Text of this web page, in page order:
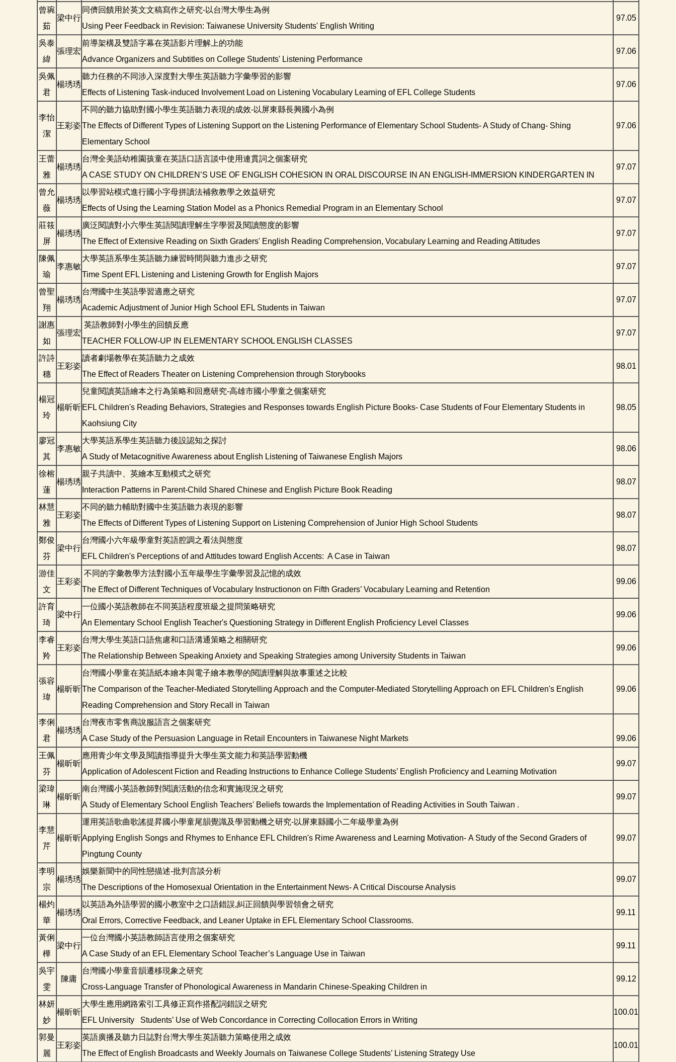
曾琬
茹
梁中行
同儕回饋用於英文文稿寫作之研究-以台灣大學生為例
Using Peer Feedback in Revision: Taiwanese University Students' English Writing
97.05
吳泰
緯
張理宏
前導架構及雙語字幕在英語影片理解上的功能
Advance Organizers and Subtitles on College Students' Listening Performance
97.06
吳佩
君
楊琇琇
聽力任務的不同涉入深度對大學生英語聽力字彙學習的影響
Effects of Listening Task-induced Involvement Load on Listening Vocabulary Learning of EFL College Students
97.06
李怡
潔
王彩姿
不同的聽力協助對國小學生英語聽力表現的成效-以屏東縣長興國小為例
The Effects of Different Types of Listening Support on the Listening Performance of Elementary School Students- A Study of Chang- Shing
Elementary School
97.06
王蕾
雅
楊琇琇
台灣全美語幼稚園孩童在英語口語言談中使用連貫詞之個案研究
A CASE STUDY ON CHILDREN’S USE OF ENGLISH COHESION IN ORAL DISCOURSE IN AN ENGLISH-IMMERSION KINDERGARTEN IN
97.07
曾允
薇
楊琇琇
以學習站模式進行國小字母拼讀法補救教學之效益研究
Effects of Using the Learning Station Model as a Phonics Remedial Program in an Elementary School
97.07
莊筱
屏
楊琇琇
廣泛閱讀對小六學生英語閱讀理解生字學習及閱讀態度的影響
The Effect of Extensive Reading on Sixth Graders' English Reading Comprehension, Vocabulary Learning and Reading Attitudes
97.07
陳佩
瑜
李惠敏
大學英語系學生英語聽力練習時間與聽力進步之研究
Time Spent EFL Listening and Listening Growth for English Majors
97.07
曾聖
翔
楊琇琇
台灣國中生英語學習適應之研究
Academic Adjustment of Junior High School EFL Students in Taiwan
97.07
謝惠
如
張理宏
英語教師對小學生的回饋反應
TEACHER FOLLOW-UP IN ELEMENTARY SCHOOL ENGLISH CLASSES
97.07
許詩
穗
王彩姿
讀者劇場教學在英語聽力之成效
The Effect of Readers Theater on Listening Comprehension through Storybooks
98.01
楊冠
玲
楊昕昕
兒童閱讀英語繪本之行為策略和回應研究-高雄市國小學童之個案研究
EFL Children's Reading Behaviors, Strategies and Responses towards English Picture Books- Case Students of Four Elementary Students in
Kaohsiung City
98.05
廖冠
其
李惠敏
大學英語系學生英語聽力後設認知之探討
A Study of Metacognitive Awareness about English Listening of Taiwanese English Majors
98.06
徐榕
蓮
楊琇琇
親子共讀中、英繪本互動模式之研究
Interaction Patterns in Parent-Child Shared Chinese and English Picture Book Reading
98.07
林慧
雅
王彩姿
不同的聽力輔助對國中生英語聽力表現的影響
The Effects of Different Types of Listening Support on Listening Comprehension of Junior High School Students
98.07
鄭俊
芬
梁中行
台灣國小六年級學童對英語腔調之看法與態度
EFL Children's Perceptions of and Attitudes toward English Accents: A Case in Taiwan
98.07
游佳
文
王彩姿
不同的字彙教學方法對國小五年級學生字彙學習及記憶的成效
The Effect of Different Techniques of Vocabulary Instructionon on Fifth Graders’ Vocabulary Learning and Retention
99.06
許育
琦
梁中行
一位國小英語教師在不同英語程度班級之提問策略研究
An Elementary School English Teacher's Questioning Strategy in Different English Proficiency Level Classes
99.06
李睿
羚
王彩姿
台灣大學生英語口語焦慮和口語溝通策略之相關研究
The Relationship Between Speaking Anxiety and Speaking Strategies among University Students in Taiwan
99.06
張容
瑋
楊昕昕
台灣國小學童在英語紙本繪本與電子繪本教學的閱讀理解與故事重述之比較
The Comparison of the Teacher-Mediated Storytelling Approach and the Computer-Mediated Storytelling Approach on EFL Children's English
Reading Comprehension and Story Recall in Taiwan
99.06
李俐
君
楊琇琇
台灣夜市零售商說服語言之個案研究
A Case Study of the Persuasion Language in Retail Encounters in Taiwanese Night Markets
99.06
王佩
芬
楊昕昕
應用青少年文學及閱讀指導提升大學生英文能力和英語學習動機
Application of Adolescent Fiction and Reading Instructions to Enhance College Students’ English Proficiency and Learning Motivation
99.07
梁瑋
琳
楊昕昕
南台灣國小英語教師對閱讀活動的信念和實施現況之研究
A Study of Elementary School English Teachers' Beliefs towards the Implementation of Reading Activities in South Taiwan .
99.07
李慧
芹
楊昕昕
運用英語歌曲歌謠提昇國小學童尾韻覺識及學習動機之研究-以屏東縣國小二年級學童為例
Applying English Songs and Rhymes to Enhance EFL Children's Rime Awareness and Learning Motivation- A Study of the Second Graders of
Pingtung County
99.07
李明
宗
楊琇琇
娛樂新聞中的同性戀描述-批判言談分析
The Descriptions of the Homosexual Orientation in the Entertainment News- A Critical Discourse Analysis
99.07
楊灼
華
楊琇琇
以英語為外語學習的國小教室中之口語錯誤,糾正回饋與學習領會之研究
Oral Errors, Corrective Feedback, and Leaner Uptake in EFL Elementary School Classrooms.
99.11
黃俐
樺
梁中行
一位台灣國小英語教師語言使用之個案研究
A Case Study of an EFL Elementary School Teacher’s Language Use in Taiwan
99.11
吳宇
雯
陳庸
台灣國小學童音韻遷移現象之研究
Cross-Language Transfer of Phonological Awareness in Mandarin Chinese-Speaking Children in
99.12
林妍
妙
楊昕昕
大學生應用網路索引工具修正寫作搭配詞錯誤之研究
EFL University Students’ Use of Web Concordance in Correcting Collocation Errors in Writing
100.01
郭曼
麗
王彩姿
英語廣播及聽力日誌對台灣大學生英語聽力策略使用之成效
The Effect of English Broadcasts and Weekly Journals on Taiwanese College Students’ Listening Strategy Use
100.01